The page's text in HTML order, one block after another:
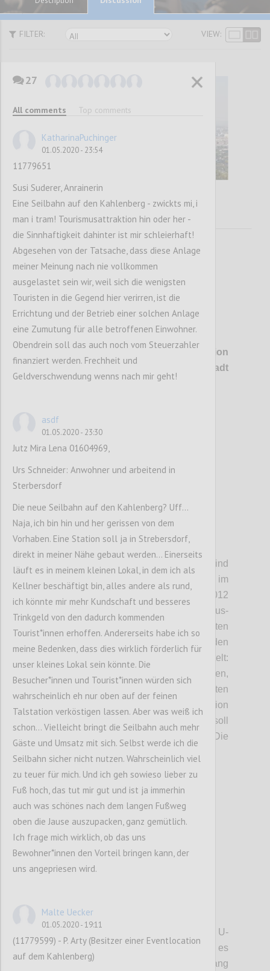
FILTER: VIEW:
P1
Erstmals wird es konkret: Die Talstation
soll direkt auf dem Bahnhof Heiligenstadt
DÖBLING/FLORIDSDORF. Die Pläne sind
schon sehr weit gediehen, jetzt werden sie im
Detail der Öffentlichkeit präsentiert. 2012
hatten die Betreiber, die Genial Tourismus-
und Projektentwicklungs GmbH, zum ersten
Mal die Idee, eine Seilbahn auf den
Kahlenberg zu bauen. Seitdem wird getüftelt:
Wo können die Steher gesetzt werden,
sodass Anrainer und Natur am wenigsten
gestört werden? Wo würde sich die Talstation
günstig ins Verkehrsnetz einfügen? Was soll
die Menschen am Kahlenberg erwarten? Die
P3
Die Seilbahn beginnt bei der U-
Bahn-Station Heiligenstadt. Von dort geht es
nach Jedlesee, dann das Donauufer entlang
27
All comments Top comments
KatharinaPuchinger
01.05.2020 - 23:54
11779651
Susi Suderer, Anrainerin
Eine Seilbahn auf den Kahlenberg - zwickts mi, i
man i tram! Tourismusattraktion hin oder her -
die Sinnhaftigkeit dahinter ist mir schleierhaft!
Abgesehen von der Tatsache, dass diese Anlage
meiner Meinung nach nie vollkommen
ausgelastet sein wir, weil sich die wenigsten
Touristen in die Gegend hier verirren, ist die
Errichtung und der Betrieb einer solchen Anlage
eine Zumutung für alle betroffenen Einwohner.
Obendrein soll das auch noch vom Steuerzahler
finanziert werden. Frechheit und
Geldverschwendung wenns nach mir geht!
asdf
01.05.2020 - 23:30
Jutz Mira Lena 01604969,
Urs Schneider: Anwohner und arbeitend in
Sterbersdorf
Die neue Seilbahn auf den Kahlenberg? Uff...
Naja, ich bin hin und her gerissen von dem
Vorhaben. Eine Station soll ja in Strebersdorf,
direkt in meiner Nähe gebaut werden... Einerseits
läuft es in meinem kleinen Lokal, in dem ich als
Kellner beschäftigt bin, alles andere als rund,
ich könnte mir mehr Kundschaft und besseres
Trinkgeld von den dadurch kommenden
Tourist*innen erhoffen. Andererseits habe ich so
meine Bedenken, dass dies wirklich förderlich für
unser kleines Lokal sein könnte. Die
Besucher*innen und Tourist*innen würden sich
wahrscheinlich eh nur oben auf der feinen
Talstation verköstigen lassen. Aber was weiß ich
schon... Vielleicht bringt die Seilbahn auch mehr
Gäste und Umsatz mit sich. Selbst werde ich die
Seilbahn sicher nicht nutzen. Wahrscheinlich viel
zu teuer für mich. Und ich geh sowieso lieber zu
Fuß hoch, das tut mir gut und ist ja immerhin
auch was schönes nach dem langen Fußweg
oben die Jause auszupacken, ganz gemütlich.
Ich frage mich wirklich, ob das uns
Bewohner*innen den Vorteil bringen kann, der
uns angepriesen wird.
Malte Uecker
01.05.2020 - 19:11
(11779599) - P. Arty (Besitzer einer Eventlocation
auf dem Kahlenberg)